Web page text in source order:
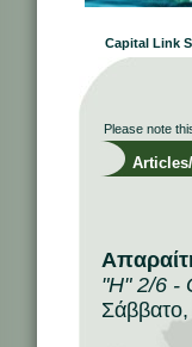
Capital Link
Please note
Articles/
"Η" 2/6 -
Σάββατο,